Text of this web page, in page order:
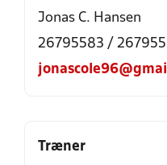
Jonas C. Hansen
26795583 /
Træner